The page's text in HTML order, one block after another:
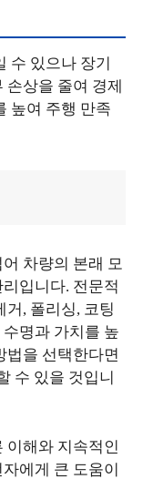
수 있으나 장기
상을 줄여 경제
높여 주행 만족
차량의 본래 모
입니다. 전문적
거, 폴리싱, 코팅
명과 가치를 높
법을 선택한다면
수 있을 것입니
이해와 지속적인
에게 큰 도움이